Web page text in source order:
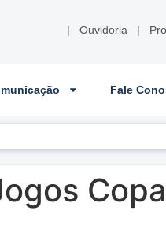
| Ouvidoria |
Fale